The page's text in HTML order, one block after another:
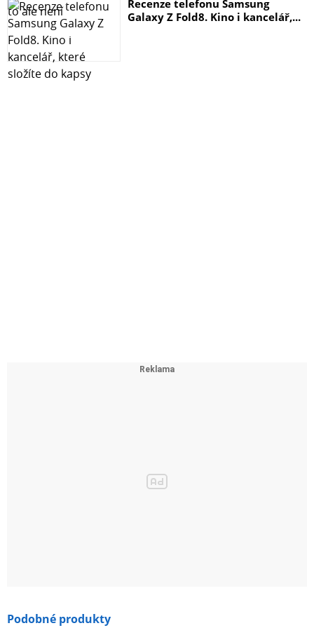
podobných místech.
Specifikace
Značka: TP-Link
Model: ES228GMP
Standard: 802.3af PoE a 802.3at PoE+ compliant
Recenze telefonu Samsung
Galaxy Z Fold8. Kino i kancelář,...
Podobné produkty